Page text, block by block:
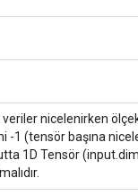
nicelenirken
-1 (tensör başına
1D Tensör